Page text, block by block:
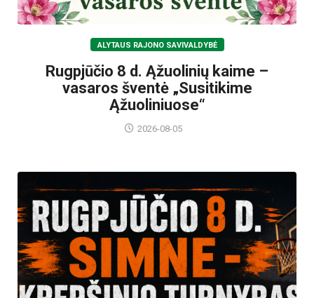
ALYTAUS RAJONO SAVIVALDYBĖ
Rugpjūčio 8 d. Ąžuolinių kaime –
vasaros šventė „Susitikime
Ąžuoliniuose“
2026-08-05